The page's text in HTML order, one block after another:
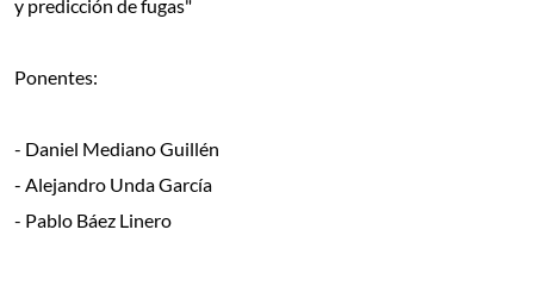
y predicción de fugas"
Ponentes:
- Daniel Mediano Guillén
- Alejandro Unda García
- Pablo Báez Linero